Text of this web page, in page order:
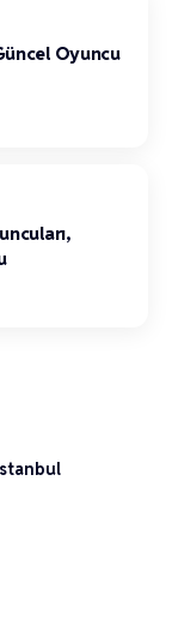
Oyuncu